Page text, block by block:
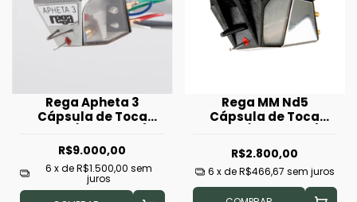
Rega Apheta 3
Cápsula de Toca
R$9.000,00
6 x deR$1.500,00 sem
juros
Rega MM Nd5
Cápsula de Toca
R$2.800,00
6 x deR$466,67 sem juros